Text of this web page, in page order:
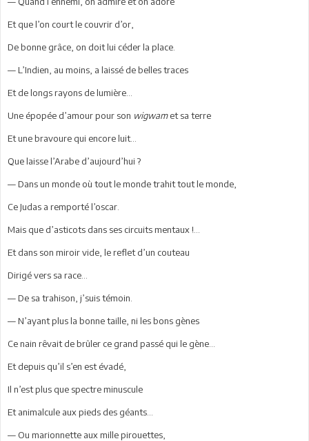
Et que l’on court le couvrir d’or,
De bonne grâce, on doit lui céder la place.
— L’Indien, au moins, a laissé de belles traces
Et de longs rayons de lumière...
Une épopée d’amour pour son wigwamet sa terre
Et une bravoure qui encore luit...
Que laisse l’Arabe d’aujourd’hui ?
— Dans un monde où tout le monde trahit tout le monde,
Ce Judas a remporté l’oscar.
Mais que d’asticots dans ses circuits mentaux !...
Et dans son miroir vide, le reflet d’un couteau
Dirigé vers sa race...
— De sa trahison, j’suis témoin.
— N’ayant plus la bonne taille, ni les bons gènes
Ce nain rêvait de brûler ce grand passé qui le gène...
Et depuis qu’il s’en est évadé,
Il n’est plus que spectre minuscule
Et animalcule aux pieds des géants...
— Ou marionnette aux mille pirouettes,